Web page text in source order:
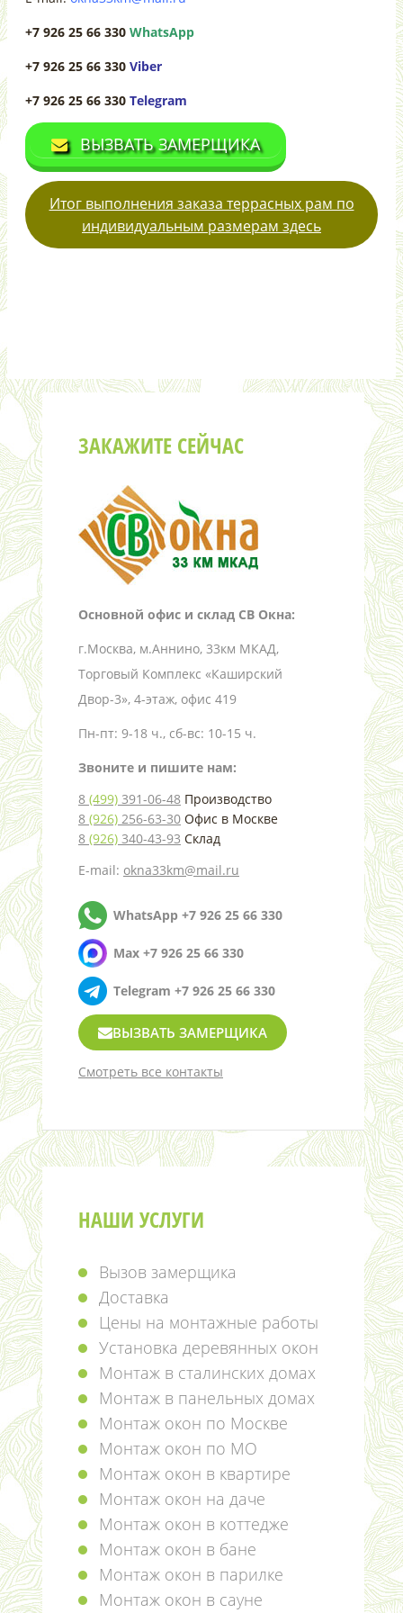
+7 926 25 66 330 WhatsApp
+7 926 25 66 330 Viber
+7 926 25 66 330 Telegram
ВЫЗВАТЬ ЗАМЕРЩИКА
Итог выполнения заказа террасных рам по
индивидуальным размерам здесь
ЗАКАЖИТЕ СЕЙЧАС
Основной офис и склад СВ Окна:
г.Москва, м.Аннино, 33км МКАД,
Торговый Комплекс «Каширский
Двор-3», 4-этаж, офис 419
Пн-пт: 9-18 ч., сб-вс: 10-15 ч.
Звоните и пишите нам:
8 (499) 391-06-48 Производство
8 (926) 256-63-30 Офис в Москве
8 (926) 340-43-93 Склад
E-mail: okna33km@mail.ru
WhatsApp +7 926 25 66 330
Max +7 926 25 66 330
Telegram +7 926 25 66 330
ВЫЗВАТЬ ЗАМЕРЩИКА
Смотреть все контакты
НАШИ УСЛУГИ
Вызов замерщика
Доставка
Цены на монтажные работы
Установка деревянных окон
Монтаж в сталинских домах
Монтаж в панельных домах
Монтаж окон по Москве
Монтаж окон по МО
Монтаж окон в квартире
Монтаж окон на даче
Монтаж окон в коттедже
Монтаж окон в бане
Монтаж окон в парилке
Монтаж окон в сауне